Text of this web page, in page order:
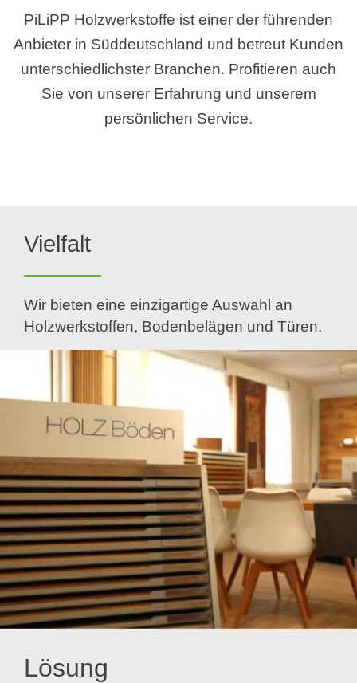
PiLiPP Holzwerkstoffe ist einer der führenden
Anbieter in Süddeutschland und betreut Kunden
unterschiedlichster Branchen. Profitieren auch
Sie von unserer Erfahrung und unserem
persönlichen Service.
Vielfalt
Wir bieten eine einzigartige Auswahl an
Holzwerkstoffen, Bodenbelägen und Türen.
Lösung